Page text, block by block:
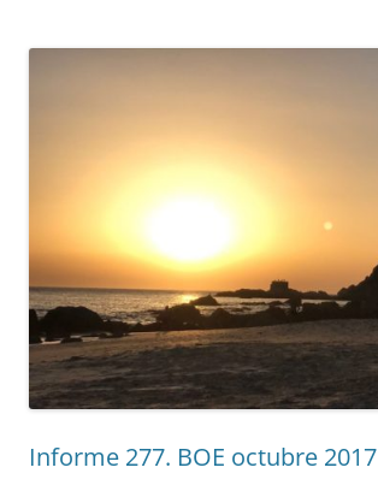
Informe 277. BOE octubre 2017